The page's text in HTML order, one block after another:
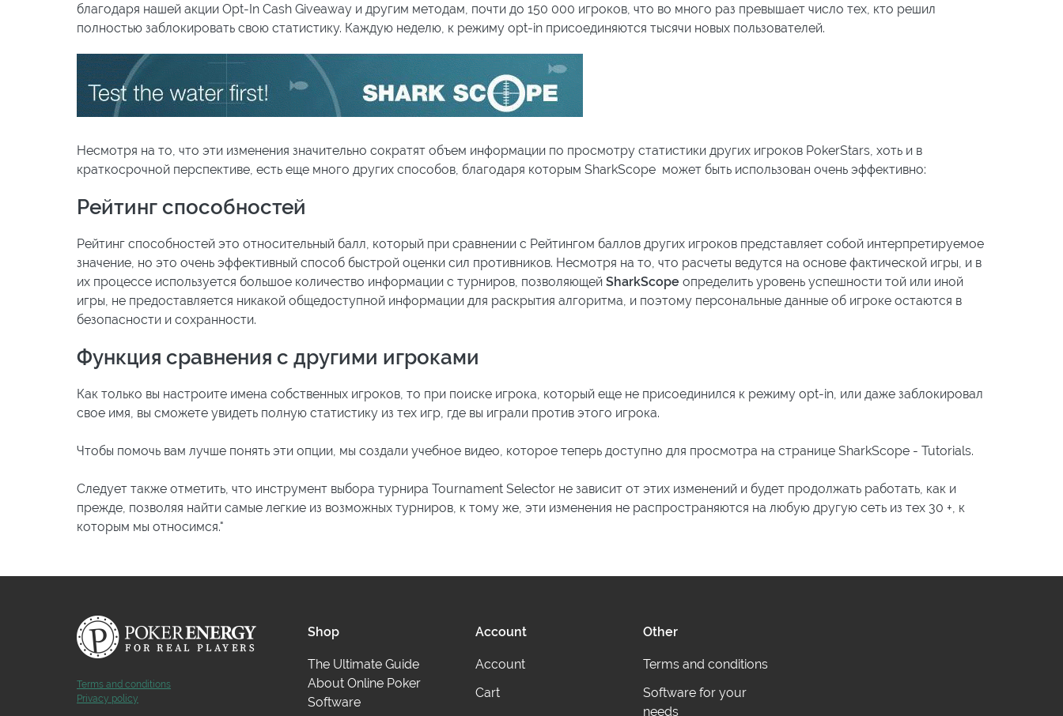
благодаря нашей акции Opt-In Cash Giveaway и другим методам, почти до 150 000 игроков, что во много раз превышает число тех, кто решил
полностью заблокировать свою статистику. Каждую неделю, к режиму opt-in присоединяются тысячи новых пользователей.
Несмотря на то, что эти изменения значительно сократят объем информации по просмотру статистики других игроков PokerStars, хоть и в
краткосрочной перспективе, есть еще много других способов, благодаря которым SharkScope может быть использован очень эффективно:
Рейтинг способностей
Рейтинг способностей это относительный балл, который при сравнении с Рейтингом баллов других игроков представляет собой интерпретируемое
значение, но это очень эффективный способ быстрой оценки сил противников. Несмотря на то, что расчеты ведутся на основе фактической игры, и в
их процессе используется большое количество информации с турниров, позволяющей SharkScope определить уровень успешности той или иной
игры, не предоставляется никакой общедоступной информации для раскрытия алгоритма, и поэтому персональные данные об игроке остаются в
безопасности и сохранности.
Функция сравнения с другими игроками
Как только вы настроите имена собственных игроков, то при поиске игрока, который еще не присоединился к режиму opt-in, или даже заблокировал
свое имя, вы сможете увидеть полную статистику из тех игр, где вы играли против этого игрока.
Чтобы помочь вам лучше понять эти опции, мы создали учебное видео, которое теперь доступно для просмотра на странице SharkScope - Tutorials.
Следует также отметить, что инструмент выбора турнира Tournament Selector не зависит от этих изменений и будет продолжать работать, как и
прежде, позволяя найти самые легкие из возможных турниров, к тому же, эти изменения не распространяются на любую другую сеть из тех 30 +, к
которым мы относимся."
Terms and conditions
Privacy policy
Shop
The Ultimate Guide
About Online Poker
Software
Account
Account
Cart
Other
Terms and conditions
Software for your
needs